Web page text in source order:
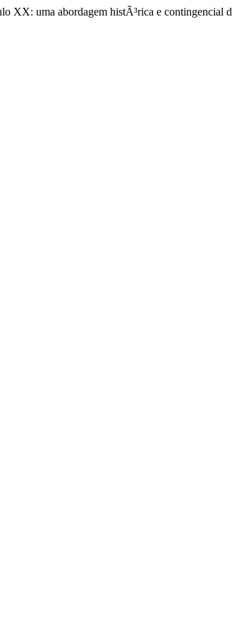
uma abordagem histÃ³rica e contingencial